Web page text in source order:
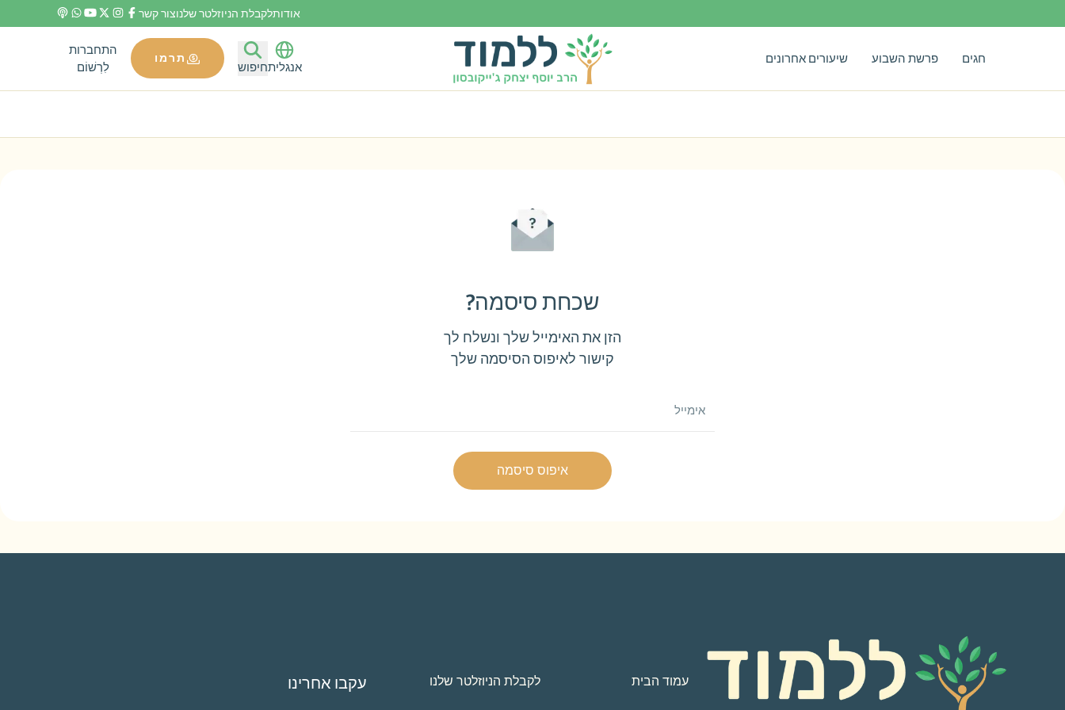
אודותלקבלת הניוזלטר שלנוצור קשר
חגים פרשת השבוע שיעורים אחרונים
אנגליתחיפוש
תרמו
התחברות
לִרְשׁוֹם
שכחת סיסמה?
הזן את האימייל שלך ונשלח לך
קישור לאיפוס הסיסמה שלך
איפוס סיסמה
עמוד הבית לקבלת הניוזלטר שלנו עקבו אחרינו